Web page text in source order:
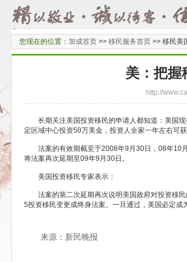
您现在的位置： 加成首页 >> 移民服务首页 >> 移民美
美：把握
http://
长期关注美国投资移民的申请人都知道：美国现
定区域中心投资50万美金，投资人全家一年左右可获
法案的有效期截至于2008年9月30日，08年10月
将法案再次延期至09年9月30日。
美国投资移民专家表示：
法案的第二次延期再次说明美国政府对投资移民
5投资移民变更成终身法案。一旦通过，美国必定成
来源：新民晚报